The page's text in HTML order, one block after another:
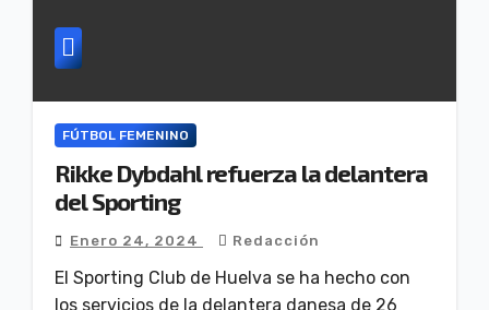
FÚTBOL FEMENINO
Rikke Dybdahl refuerza la delantera
del Sporting
Enero 24, 2024 Redacción
El Sporting Club de Huelva se ha hecho con
los servicios de la delantera danesa de 26